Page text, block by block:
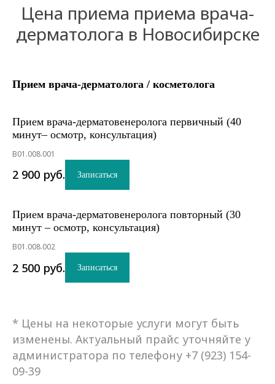
Цена приема приема врача-
дерматолога в Новосибирске
Прием врача-дерматолога / косметолога
Прием врача-дерматовенеролога первичный (40
минут– осмотр, консультация)
B01.008.001
2 900 руб. Записаться
Прием врача-дерматовенеролога повторный (30
минут – осмотр, консультация)
B01.008.002
2 500 руб. Записаться
* Цены на некоторые услуги могут быть
изменены. Актуальный прайс уточняйте у
администратора по телефону +7 (923) 154-
09-39